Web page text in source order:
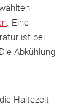
. Eine
ist bei
Abkühlung
Haltezeit